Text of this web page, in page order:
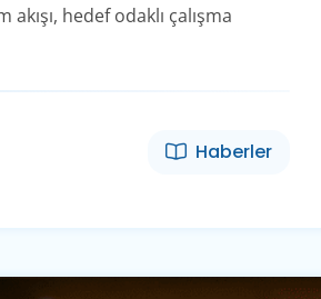
hedef odaklı çalışma
Haberler